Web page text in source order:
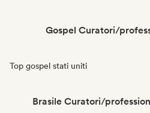
Gospel Curatori/
Top gospel stati uniti
Brasile Curatori/